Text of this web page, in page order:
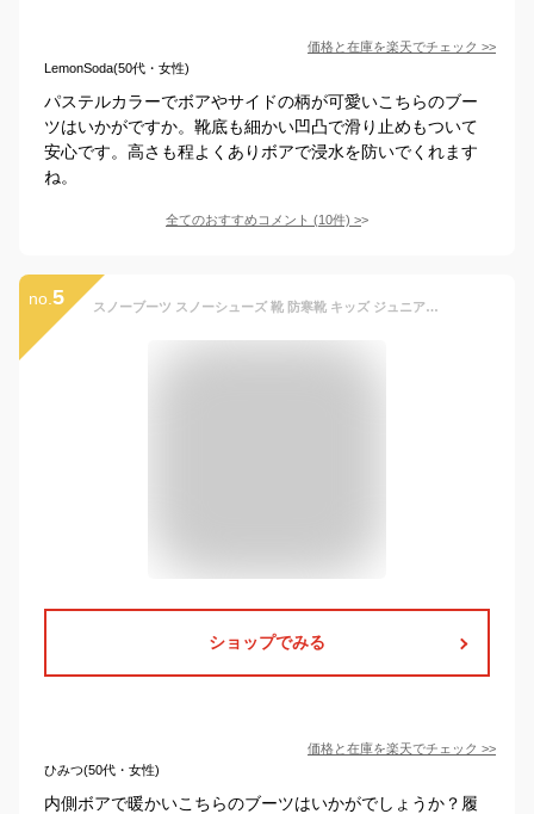
価格と在庫を楽天でチェック >>
LemonSoda(50代・女性)
パステルカラーでボアやサイドの柄が可愛いこちらのブー
ツはいかがですか。靴底も細かい凹凸で滑り止めもついて
安心です。高さも程よくありボアで浸水を防いでくれます
ね。
全てのおすすめコメント (10件) >
no. 5 スノーブーツ スノーシューズ 靴 防寒靴 キッズ ジュニア 子供 男の子 女の子 防水 スノトレ シューズ 冬用長靴 冬用靴 ブーツ 防寒 POOKIES プーキーズ PK-EB510N
ショップでみる
価格と在庫を楽天でチェック >>
ひみつ(50代・女性)
内側ボアで暖かいこちらのブーツはいかがでしょうか？履